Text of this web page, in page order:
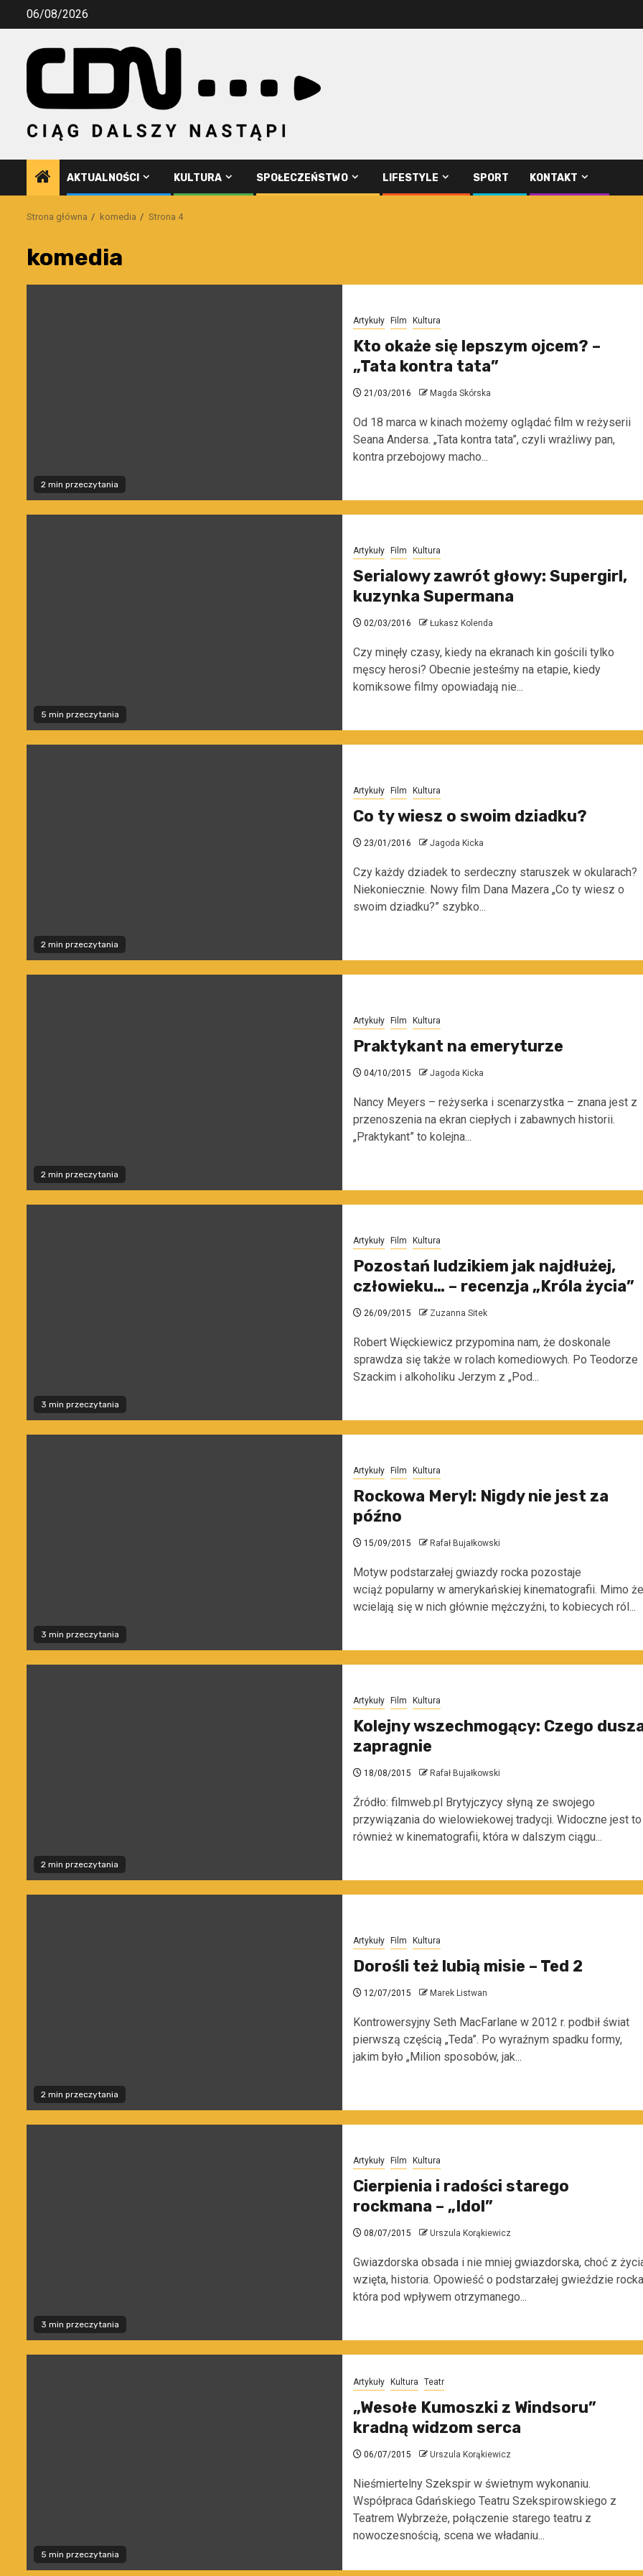
Przejdź06/08/2026
AKTUALNOŚCI KULTURA SPOŁECZEŃSTWO LIFESTYLE SPORT KONTAKT
Strona główna komedia Strona 4
komedia
2 min przeczytania
Artykuły Film Kultura
Kto okaże się lepszym ojcem? –
„Tata kontra tata”
21/03/2016 Magda Skórska
Od 18 marca w kinach możemy oglądać film w reżyserii
Seana Andersa. „Tata kontra tata”, czyli wrażliwy pan,
kontra przebojowy macho...
5 min przeczytania
Artykuły Film Kultura
Serialowy zawrót głowy: Supergirl,
kuzynka Supermana
02/03/2016 Łukasz Kolenda
Czy minęły czasy, kiedy na ekranach kin gościli tylko
męscy herosi? Obecnie jesteśmy na etapie, kiedy
komiksowe filmy opowiadają nie...
2 min przeczytania
Artykuły Film Kultura
Co ty wiesz o swoim dziadku?
23/01/2016 Jagoda Kicka
Czy każdy dziadek to serdeczny staruszek w okularach?
Niekoniecznie. Nowy film Dana Mazera „Co ty wiesz o
swoim dziadku?” szybko...
2 min przeczytania
Artykuły Film Kultura
Praktykant na emeryturze
04/10/2015 Jagoda Kicka
Nancy Meyers – reżyserka i scenarzystka – znana jest z
przenoszenia na ekran ciepłych i zabawnych historii.
„Praktykant” to kolejna...
3 min przeczytania
Artykuły Film Kultura
Pozostań ludzikiem jak najdłużej,
człowieku… – recenzja „Króla życia”
26/09/2015 Zuzanna Sitek
Robert Więckiewicz przypomina nam, że doskonale
sprawdza się także w rolach komediowych. Po Teodorze
Szackim i alkoholiku Jerzym z „Pod...
3 min przeczytania
Artykuły Film Kultura
Rockowa Meryl: Nigdy nie jest za
późno
15/09/2015 Rafał Bujałkowski
Motyw podstarzałej gwiazdy rocka pozostaje
wciąż popularny w amerykańskiej kinematografii. Mimo że
wcielają się w nich głównie mężczyźni, to kobiecych ról...
2 min przeczytania
Artykuły Film Kultura
Kolejny wszechmogący: Czego
zapragnie
18/08/2015 Rafał Bujałkowski
Źródło: filmweb.pl Brytyjczycy słyną ze swojego
przywiązania do wielowiekowej tradycji. Widoczne jest to
również w kinematografii, która w dalszym ciągu...
2 min przeczytania
Artykuły Film Kultura
Dorośli też lubią misie – Ted 2
12/07/2015 Marek Listwan
Kontrowersyjny Seth MacFarlane w 2012 r. podbił świat
pierwszą częścią „Teda”. Po wyraźnym spadku formy,
jakim było „Milion sposobów, jak...
3 min przeczytania
Artykuły Film Kultura
Cierpienia i radości starego
rockmana – „Idol”
08/07/2015 Urszula Korąkiewicz
Gwiazdorska obsada i nie mniej gwiazdorska, choć z
wzięta, historia. Opowieść o podstarzałej gwieździe
która pod wpływem otrzymanego...
5 min przeczytania
Artykuły Kultura Teatr
„Wesołe Kumoszki z Windsoru”
kradną widzom serca
06/07/2015 Urszula Korąkiewicz
Nieśmiertelny Szekspir w świetnym wykonaniu.
Współpraca Gdańskiego Teatru Szekspirowskiego z
Teatrem Wybrzeże, połączenie starego teatru z
nowoczesnością, scena we władaniu...